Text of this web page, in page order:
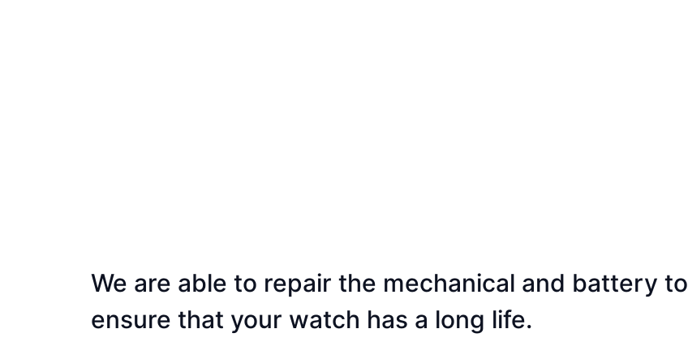
We are able to repair the mechanical and battery to
ensure that your watch has a long life.